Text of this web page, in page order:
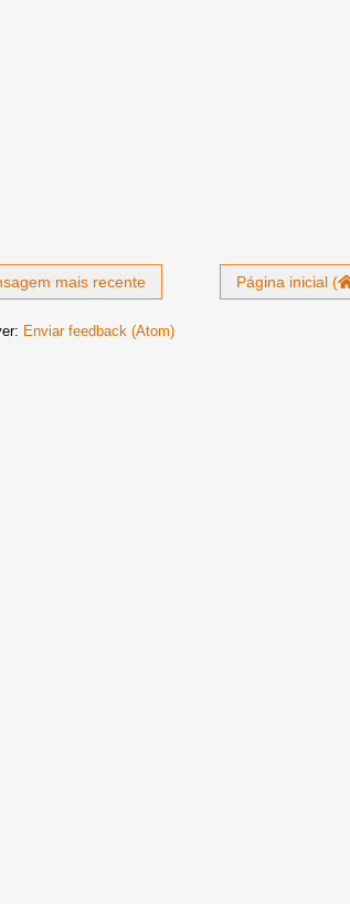
mais recente Página inicial (
Enviar feedback (Atom)